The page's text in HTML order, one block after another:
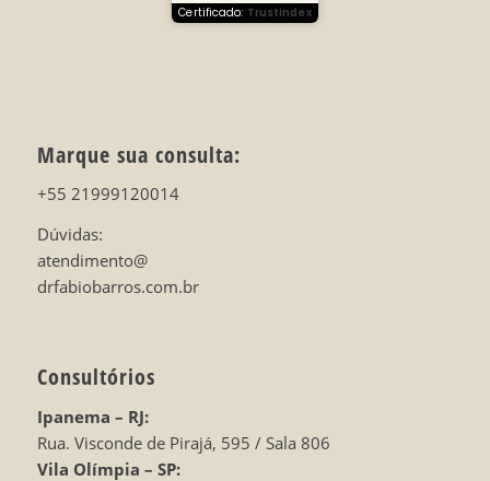
Certificado: Trustindex
Marque sua consulta:
+55 21999120014
Dúvidas:
atendimento@
drfabiobarros.com.br
Consultórios
Ipanema – RJ:
Rua. Visconde de Pirajá, 595 / Sala 806
Vila Olímpia – SP: